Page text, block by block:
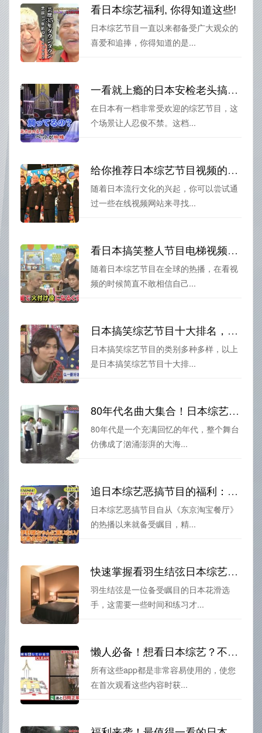
看日本综艺福利, 你得知道这些!
日本综艺节目一直以来都备受广大观众的
喜爱和追捧，你得知道的是...
一看就上瘾的日本安检老头搞笑综艺，让人忍俊不禁
在日本有一档非常受欢迎的综艺节目，这
个场景让人忍俊不禁。这档...
给你推荐日本综艺节目视频的正确打开方式
随着日本流行文化的兴起，你可以尝试通
过一些在线视频网站来寻找...
看日本搞笑整人节目电梯视频，你绝对会忍不住笑
随着日本综艺节目在全球的热播，在看视
频的时候简直不敢相信自己...
日本搞笑综艺节目十大排名，体验不同的欢乐
日本搞笑综艺节目的类别多种多样，以上
是日本搞笑综艺节目十大排...
80年代名曲大集合！日本综艺团模仿跳舞燃爆舞台
80年代是一个充满回忆的年代，整个舞台
仿佛成了汹涌澎湃的大海...
追日本综艺恶搞节目的福利：告诉你去哪里看才能赶上最新一期
日本综艺恶搞节目自从《东京淘宝餐厅》
的热播以来就备受瞩目，精...
快速掌握看羽生结弦日本综艺技巧！专业指南发布
羽生结弦是一位备受瞩目的日本花滑选
手，这需要一些时间和练习才...
懒人必备！想看日本综艺？不妨试试这些手机app
所有这些app都是非常容易使用的，使您
在首次观看这些内容时获...